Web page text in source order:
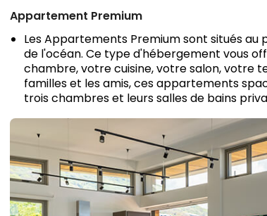
Appartement Premium
Les Appartements Premium sont situés
de l'océan. Ce type d'hébergement vous
chambre, votre cuisine, votre salon, votre
familles et les amis, ces appartements
trois chambres et leurs salles de bains